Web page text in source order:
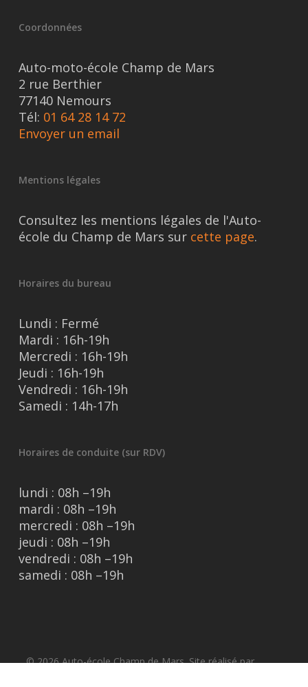
Coordonnées
Auto-moto-école Champ de Mars
2 rue Berthier
77140 Nemours
Tél: 01 64 28 14 72
Envoyer un email
Mentions légales
Consultez les mentions légales de l'Auto-
école du Champ de Mars sur cette page.
Horaires du bureau
Lundi : Fermé
Mardi : 16h-19h
Mercredi : 16h-19h
Jeudi : 16h-19h
Vendredi : 16h-19h
Samedi : 14h-17h
Horaires de conduite (sur RDV)
lundi : 08h –19h
mardi : 08h –19h
mercredi : 08h –19h
jeudi : 08h –19h
vendredi : 08h –19h
samedi : 08h –19h
© 2026 Auto-école Champ de Mars. Site réalisé par